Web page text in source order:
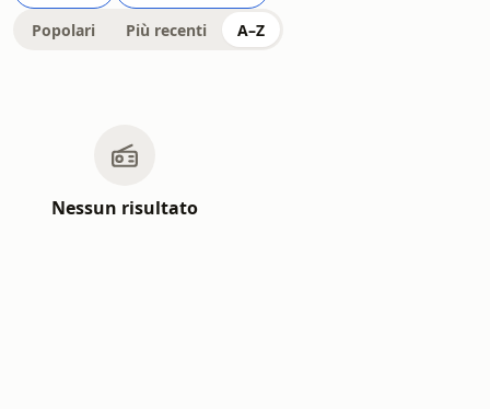
Popolari Più recenti A–Z
Nessun risultato